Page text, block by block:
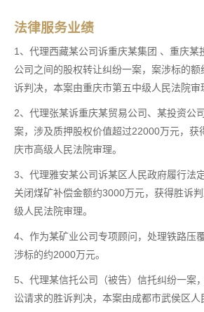
法律服务业绩
1、代理西藏某公司诉重庆某集团 、重庆某
公司之间的股权转让纠纷一案，案涉标的
诉判决，本案由重庆市第五中级人民法院审
2、代理张某诉重庆某贸易公司、某投资公
案，涉及质押股权价值超过22000万元，获
庆市高级人民法院审理。
3、代理雅安某公司诉某区人民政府履行法
关闭煤矿补偿金额约3000万元，获得胜诉
级人民法院审理。
4、作为某矿业公司专项顾问，处理铁路压
涉标的约2000万元。
5、代理某信托公司（被告）信托纠纷一案
讼请求的胜诉判决，本案由成都市武侯区人